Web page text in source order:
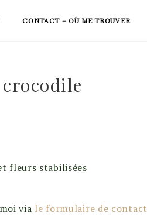
CONTACT – OÙ ME TROUVER
fleurs stabilisées
via le formulaire de contact